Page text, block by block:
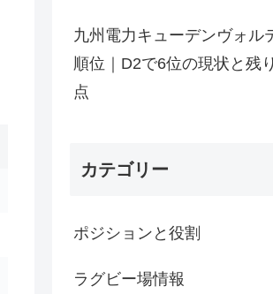
九州電力キューデンヴォル
順位｜D2で6位の現状と残
点
カテゴリー
ポジションと役割
ラグビー場情報